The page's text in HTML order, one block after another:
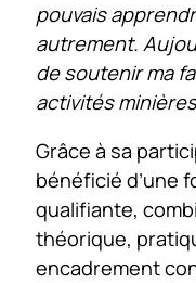
pouvais
autrement.
de soutenir ma
activités minières
Grâce à sa
bénéficié d’une
qualifiante,
théorique,
encadrement